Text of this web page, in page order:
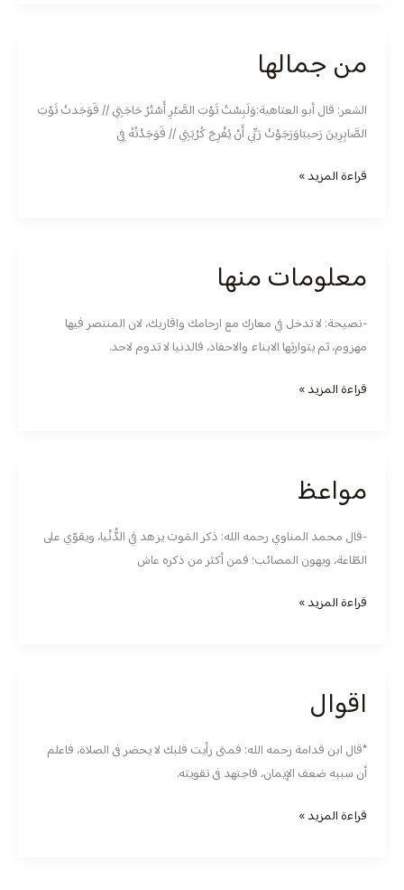
من جمالها
الشعر: قال أبو العتاهية:وَلَبِسْتُ ثَوْبَ الصَّبْرِ أَسْتُرُ حَاجَتِي // فَوَجَدتُ ثَوْبَ
الصَّابِرِينَ رَحيبَاوَرَجَوْتُ رَبِّي أَنْ يُفْرِجَ كُرْبَتِي // فَوَجَدْتُهُ فِي
من
جمالها
قراءة المزيد »
معلومات منها
-نصيحة: لا تدخل في معارك مع ارحامك واقاربك، لان المنتصر فيها
مهزوم، ثم يتوارثها الابناء والاحفاد، فالدنيا لا تدوم لاحد.
معلومات
قراءة المزيد »
مواعظ
-قال محمد المناوي رحمه الله: ذكر المَوت يزهد في الدُّنْيا، ويقوّي على
الطّاعة، ويهون المصائب؛ فمن أكثر من ذكره عاش
مواعظ
قراءة المزيد »
اقوال
*قال ابن قدامة رحمه الله: فمتى رأيت قلبك لا يحضر فى الصلاة، فاعلم
أن سببه ضعف الإيمان، فاجتهد فى تقويته.
اقوال
قراءة المزيد »